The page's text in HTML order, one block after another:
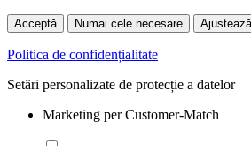
Acceptă Numai cele necesare
Politica de confidențialitate
Setări personalizate de protecție a datelor
Marketing per Customer-Match